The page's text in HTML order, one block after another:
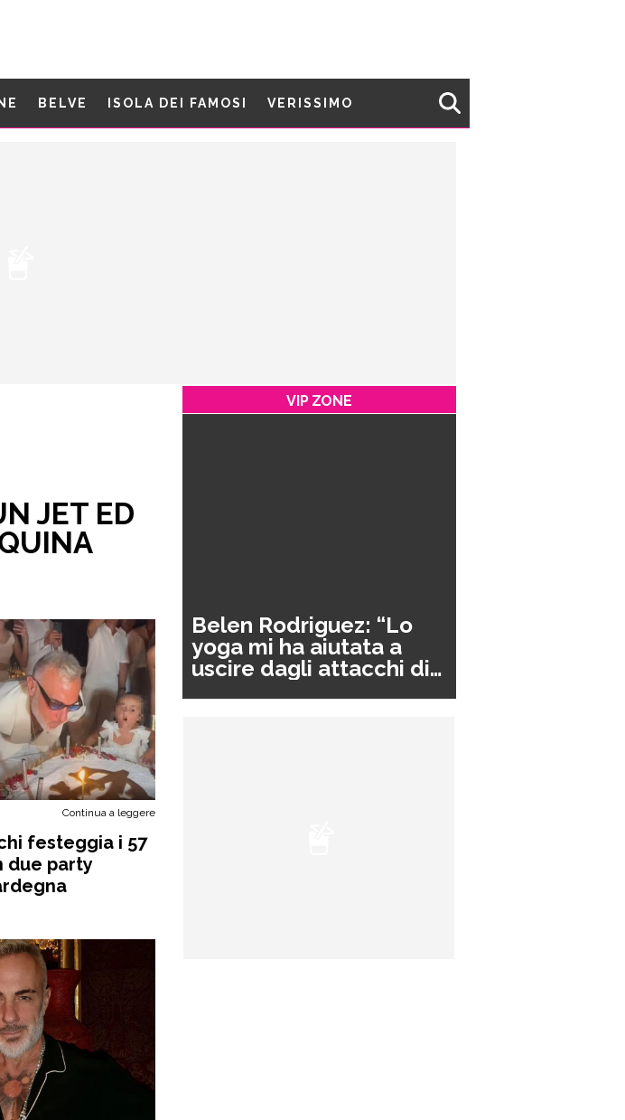
BELVE ISOLA DEI FAMOSI VERISSIMO
JET ED
Continua a leggere
festeggia i 57
due party
VIP ZONE
Belen Rodriguez: “Lo
yoga mi ha aiutata a
uscire dagli attacchi di